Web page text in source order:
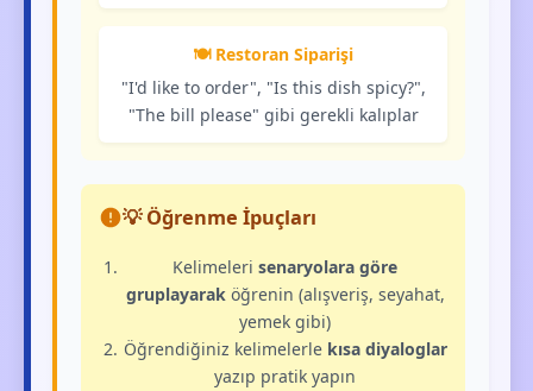
🍽️ Restoran Siparişi
"I'd like to order", "Is this dish spicy?",
"The bill please" gibi gerekli kalıplar
💡 Öğrenme İpuçları
Kelimelerisenaryolara göre
gruplayaraköğrenin (alışveriş, seyahat,
yemek gibi)
Öğrendiğiniz kelimelerle kısa diyaloglar
yazıp pratik yapın